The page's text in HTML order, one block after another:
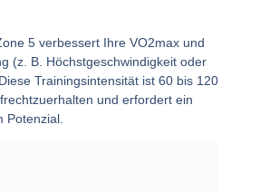
5 verbessert Ihre VO2max und
(z. B. Höchstgeschwindigkeit oder
Trainingsintensität ist 60 bis 120
und erfordert ein
Potenzial.